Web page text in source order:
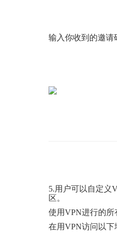
输入你收到的邀请
5.用户可以自定义
区。
使用VPN进行的所
在用VPN访问以下